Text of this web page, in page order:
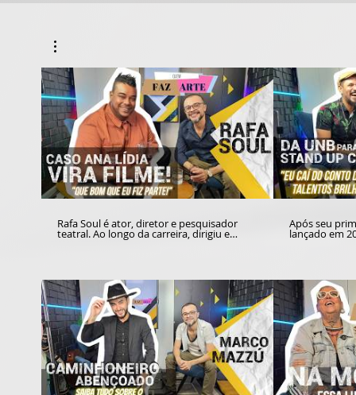
Rafa Soul é ator, diretor e pesquisador
teatral. Ao longo da carreira, dirigiu e
atuou em espetáculos apresentados em
Conteúdo para uma conversa leve e
divertida com Josuel Junior, companheiro
de diferentes aventuras nos palcos e nas
telas. Uma das surpresas reveladas no
quadro QUEM FAZ ARTE é sua
participação no filme "Cerrado Seco", uma
ficção baseada no famoso caso Ana Lídia,
que faz parte do imaginário do DF.
Após seu
lançado em
voltar aos
representa
artista
Brasília. No estúdio do Portal Conteúdo, o
ator e
Junior sobre
antigas e
participação
Brasil "Todos
pacto pela
três poderes
feminicídio. Fica a dica para o público